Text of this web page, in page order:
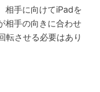
相手に向けてiPadを
相手の向きに合わせ
転させる必要はあり